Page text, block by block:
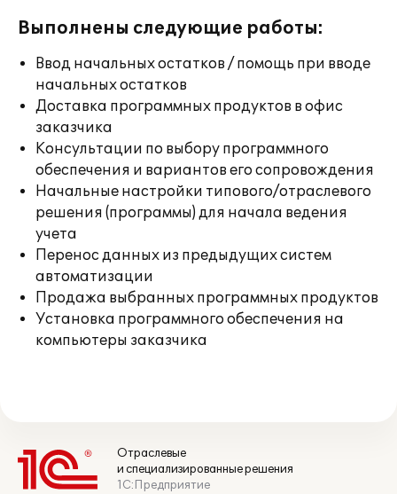
Выполнены следующие работы:
Ввод начальных остатков / помощь при вводе
начальных остатков
Доставка программных продуктов в офис
заказчика
Консультации по выбору программного
обеспечения и вариантов его сопровождения
Начальные настройки типового/отраслевого
решения (программы) для начала ведения
учета
Перенос данных из предыдущих систем
автоматизации
Продажа выбранных программных продуктов
Установка программного обеспечения на
компьютеры заказчика
Отраслевые
и специализированные решения
1С:Предприятие